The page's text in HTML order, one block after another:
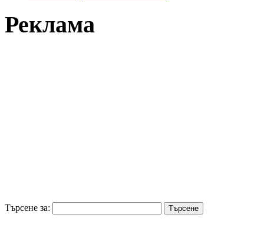
Реклама
Търсене за: